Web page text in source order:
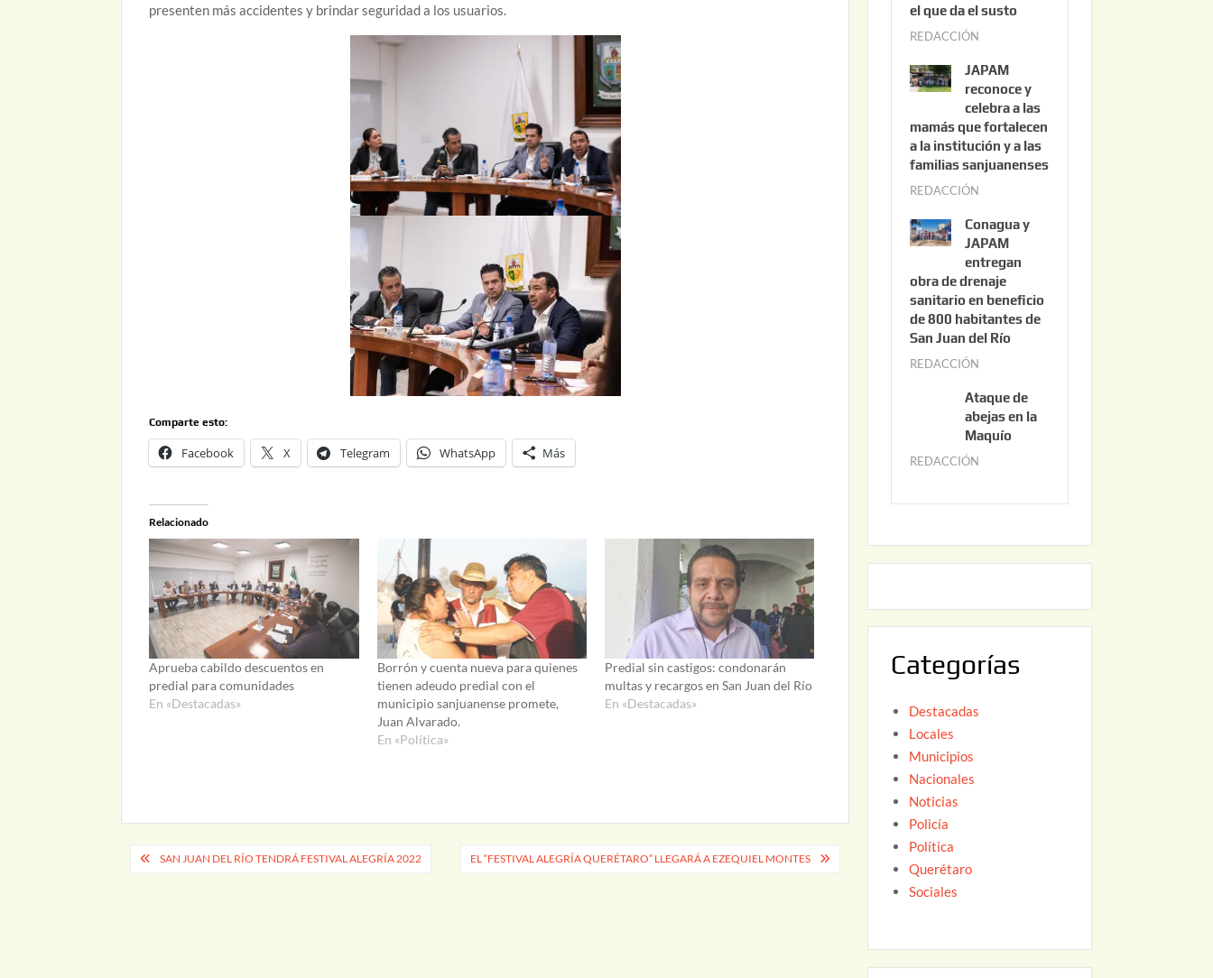
presenten más accidentes y brindar seguridad a los usuarios.
Comparte esto:
Facebook X Telegram WhatsApp Más
Relacionado
Aprueba cabildo descuentos en
predial para comunidades
En «Destacadas»
Borrón y cuenta nueva para quienes
tienen adeudo predial con el
municipio sanjuanense promete,
Juan Alvarado.
En «Política»
Predial sin castigos: condonarán
multas y recargos en San Juan del Río
En «Destacadas»
Navegación
SAN JUAN DEL RÍO TENDRÁ FESTIVAL ALEGRÍA 2022 EL “FESTIVAL ALEGRÍA QUERÉTARO” LLEGARÁ A EZEQUIEL MONTES
el que da el susto
REDACCIÓN
s
t
o
3
0
2
6
JAPAM
reconoce y
celebra a las
mamás que fortalecen
a la institución y a las
familias sanjuanenses
REDACCIÓN
n
i
o
3
0
0
2
6
Conagua y
JAPAM
entregan
obra de drenaje
sanitario en beneficio
de 800 habitantes de
San Juan del Río
REDACCIÓN
n
i
0
2
Ataque de
abejas en la
Maquío
REDACCIÓN
y
2
Categorías
Destacadas
Locales
Municipios
Nacionales
Noticias
Policía
Política
Querétaro
Sociales